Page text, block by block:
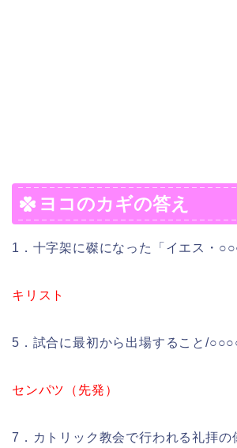
ヨコのカギの答え
1．十字架に磔になった「イエス・
キリスト
5．試合に最初から出場すること/
センパツ（先発）
7．カトリック教会で行われる礼拝の